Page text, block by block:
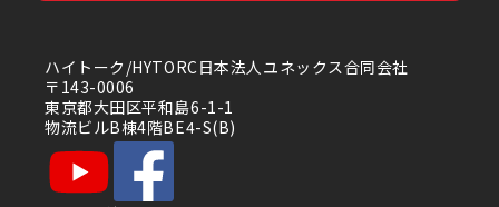
ハイトーク/HYTORC日本法人ユネックス合同会社
〒143-0006
東京都大田区平和島6-1-1
物流ビルB棟4階BE4-S(B)